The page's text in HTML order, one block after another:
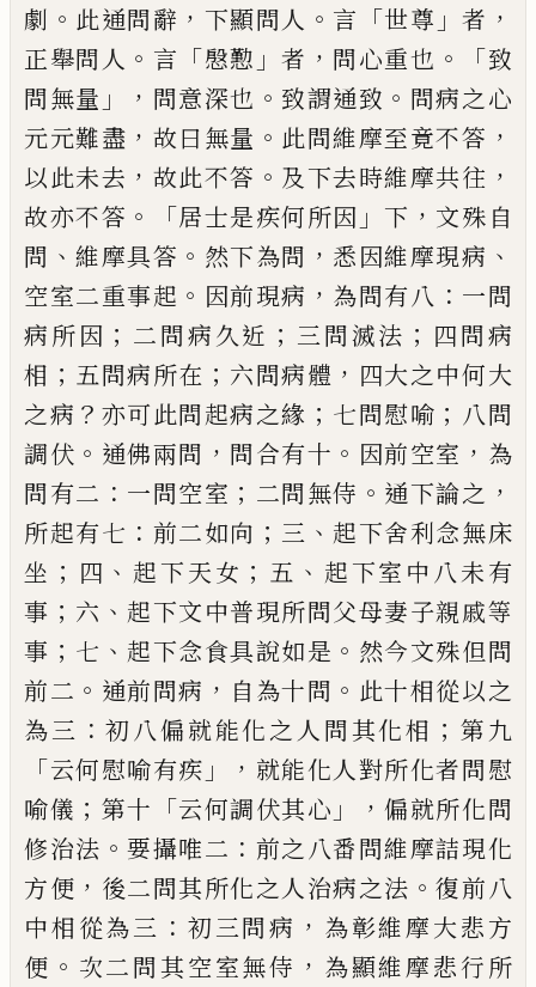
劇 。 此通問辭 ， 下顯問人 。 言 「世尊 」者 ，
正舉問人 。 言 「慇懃 」者 ， 問心重也 。「致
問無量 」， 問意深也 。 致謂通致 。 問病之心
元元難盡 ， 故曰無量 。 此問維摩至竟不答 ，
以此未去 ， 故此不答 。 及下去時維摩共往 ，
故亦不答 。「居士是疾何所因 」 下 ， 文殊自
問 、維摩具答 。 然下為問 ， 悉因維摩現病 、
空室二重事起 。 因前現病 ， 為問有八 ： 一問
病所因 ； 二問病久近 ； 三問滅法 ； 四問病
相 ； 五問病所在 ； 六問病體 ， 四大之中何大
之病 ？ 亦可此問起病之緣 ； 七問慰喻 ； 八問
調伏 。 通佛兩問 ， 問合有十 。 因前空室 ， 為
問有二 ： 一問空室 ； 二問無侍 。 通下論之 ，
所起有七 ： 前二如向 ； 三 、 起下舍利念無床
坐 ； 四 、 起下天女 ； 五 、 起下室中 八未有
事 ； 六 、 起下文中普現所問父母妻子親戚等
事 ； 七 、 起下念食具說如是 。 然今文殊但問
前二 。 通前問病 ， 自為十問 。 此十相從以之
為三 ：初八偏就能化之人問其化相 ； 第九
「云何慰喻有疾 」， 就能化人對所化者問慰
喻儀 ； 第十 「云何調伏其心 」，偏就所化問
修治法 。要攝唯二 ： 前之八番問維摩詰現化
方便 ， 後二問其所化之人治病之法 。復前八
中相從為三 ： 初三問病 ， 為彰維摩大悲方
便 。 次二問其空室無侍 ， 為顯維摩悲行所